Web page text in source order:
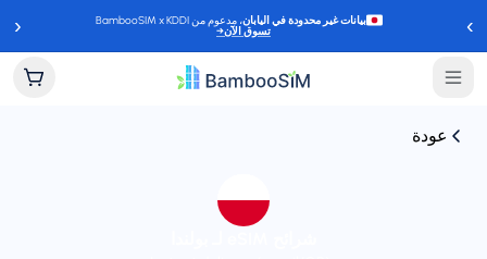
‹ بيانات غير محدودة في اليابان، مدعوم من BambooSIM x KDDI
تسوق الآن→ ›
عودة